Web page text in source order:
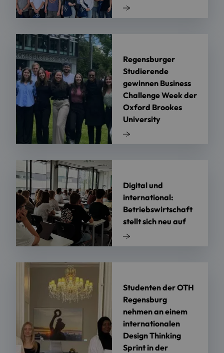
Regensburger
Studierende
gewinnen Business
Challenge Week der
Oxford Brookes
University
Digital und
international:
Betriebswirtschaft
stellt sich neu auf
Studenten der OTH
Regensburg
nehmen an einem
internationalen
Design Thinking
Sprint in der